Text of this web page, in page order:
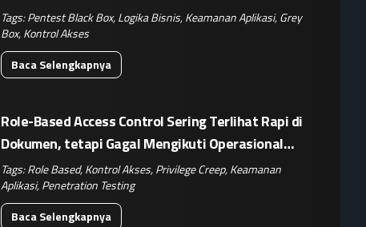
Tags:Pentest Black Box,Logika Bisnis,Keamanan Aplikasi,Grey
Box,Kontrol Akses
Baca Selengkapnya
Role-Based Access Control Sering Terlihat Rapi di
Dokumen, tetapi Gagal Mengikuti Operasional
Nyata
Tags:Role Based,Kontrol Akses,Privilege Creep,Keamanan
Aplikasi,Penetration Testing
Baca Selengkapnya